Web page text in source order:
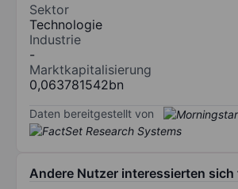
Sektor
Technologie
Industrie
-
Marktkapitalisierung
0,063781542bn
Daten bereitgestellt von
Andere Nutzer interessierten sich